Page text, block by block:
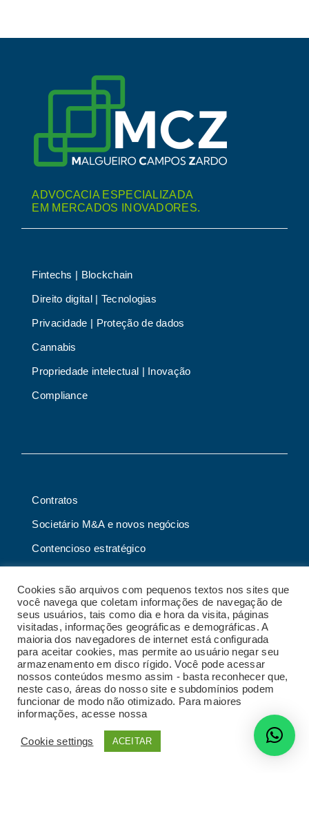
ADVOCACIA ESPECIALIZADA
EM MERCADOS INOVADORES.
Fintechs | Blockchain
Direito digital | Tecnologias
Privacidade | Proteção de dados
Cannabis
Propriedade intelectual | Inovação
Compliance
Contratos
Societário M&A e novos negócios
Contencioso estratégico
Advogado online
Planos de assessoria mensal
2023 Malgueiro Campos Zardo Advocacia |
Termos e condições de uso do site|Política de
privacidade|Código de conduta
Política de
Política de
gestão de crises e continuidade de negócios
|
Desenvolvido porRadar do Marketing
Cookies são arquivos com pequenos textos nos sites que
você navega que coletam informações de navegação de
seus usuários, tais como dia e hora da visita, páginas
visitadas, informações geográficas e demográficas. A
maioria dos navegadores de internet está configurada
para aceitar cookies, mas permite ao usuário negar seu
armazenamento em disco rígido. Você pode acessar
nossos conteúdos mesmo assim - basta reconhecer que,
neste caso, áreas do nosso site e subdomínios podem
funcionar de modo não otimizado. Para maiores
informações, acesse nossa
Cookie settings ACEITAR